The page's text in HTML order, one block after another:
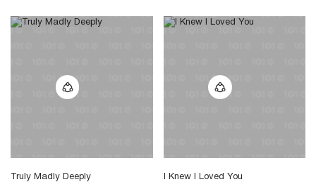
Truly Madly Deeply
I Knew I Loved You